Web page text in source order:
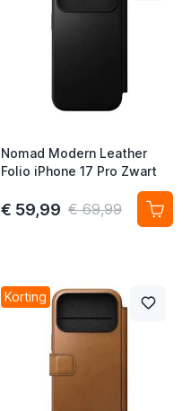
Nomad Modern Leather
Folio iPhone 17 Pro Zwart
€ 59,99 € 69,99
Korting